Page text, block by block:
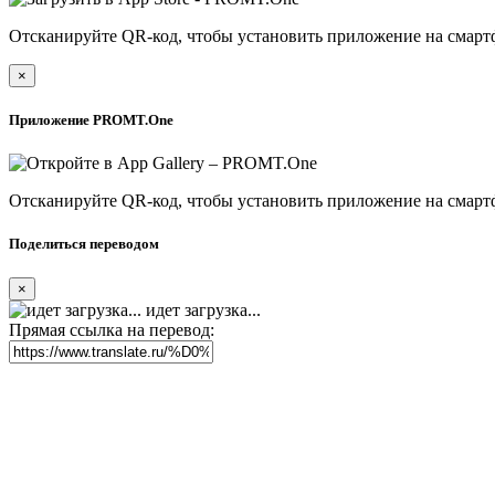
Отсканируйте QR-код, чтобы установить приложение на
×
Приложение PROMT.One
Отсканируйте QR-код, чтобы установить приложение на
Поделиться переводом
×
идет загрузка...
Прямая ссылка на перевод: